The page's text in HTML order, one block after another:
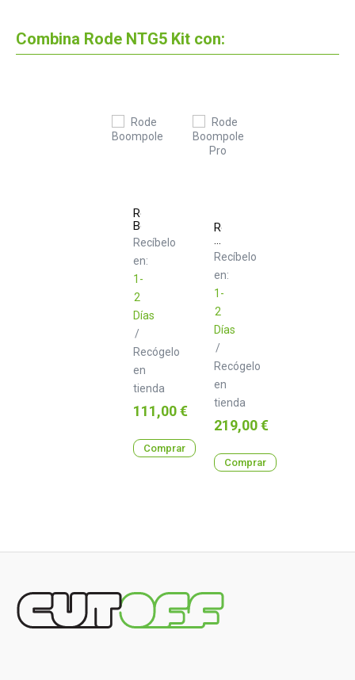
Combina Rode NTG5 Kit con:
Rode
Boompole
Recíbelo
en:
1-
2
Días
/
Recógelo
en
tienda
Precio
111,00 €
Comprar
Rode
Boompole
Pro
Recíbelo
en:
1-
2
Días
/
Recógelo
en
tienda
Precio
219,00 €
Comprar